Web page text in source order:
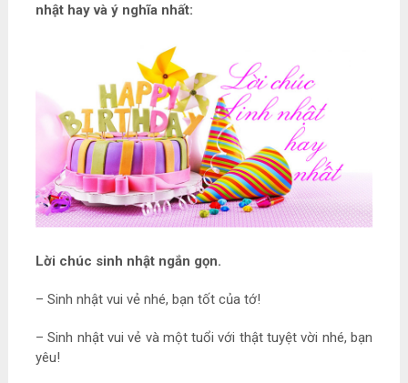
nhật hay và ý nghĩa nhất:
Lời chúc sinh nhật ngắn gọn.
– Sinh nhật vui vẻ nhé, bạn tốt của tớ!
– Sinh nhật vui vẻ và một tuổi với thật tuyệt vời nhé, bạn
yêu!